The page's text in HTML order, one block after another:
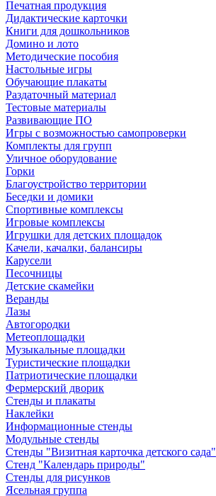
Печатная продукция
Дидактические карточки
Книги для дошкольников
Домино и лото
Методические пособия
Настольные игры
Обучающие плакаты
Раздаточный материал
Тестовые материалы
Развивающие ПО
Игры с возможностью самопроверки
Комплекты для групп
Уличное оборудование
Горки
Благоустройство территории
Беседки и домики
Спортивные комплексы
Игровые комплексы
Игрушки для детских площадок
Качели, качалки, балансиры
Карусели
Песочницы
Детские скамейки
Веранды
Лазы
Автогородки
Метеоплощадки
Музыкальные площадки
Туристические площадки
Патриотические площадки
Фермерский дворик
Стенды и плакаты
Наклейки
Информационные стенды
Модульные стенды
Стенды "Визитная карточка детского сада"
Стенд "Календарь природы"
Стенды для рисунков
Ясельная группа